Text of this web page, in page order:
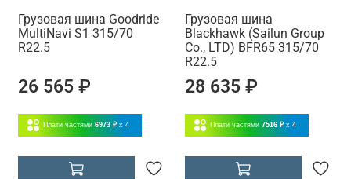
Грузовая шина Goodride
MultiNavi S1 315/70
R22.5
26 565 ₽
Плати частями 6973 ₽ x 4
Грузовая шина
Blackhawk (Sailun Group
Co., LTD) BFR65 315/70
R22.5
28 635 ₽
Плати частями 7516 ₽ x 4